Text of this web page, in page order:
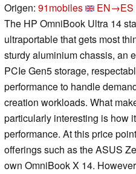
Origen: 91mobiles
EN→ES
The HP OmniBook Ultra 14
ultraportable that gets most
sturdy aluminium chassis, an
PCIe Gen5 storage,
performance to handle
creation workloads. What
particularly interesting is how
performance. At this price
offerings such as the ASUS
own OmniBook X 14.